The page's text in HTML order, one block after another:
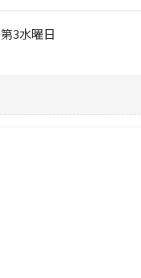
第3水曜日